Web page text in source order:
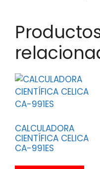
CALCULADORA
CIENTÍFICA CELICA
CA-991ES